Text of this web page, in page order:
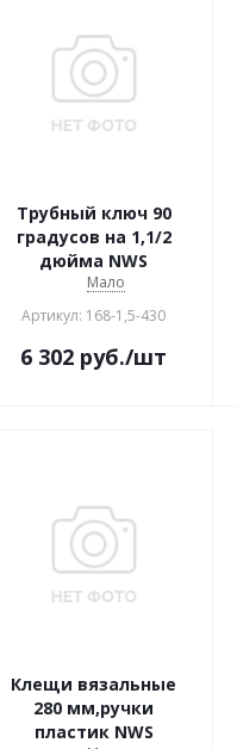
Трубный ключ 90
градусов на 1,1/2
дюйма NWS
Мало
Артикул: 168-1,5-430
6 302 руб./шт
Клещи вязальные
280 мм,ручки
пластик NWS